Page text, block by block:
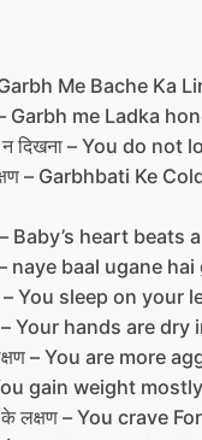
है – Garbh Me Bache
– Garbh me Ladka
न दिखना – You do
– Garbhbati Ke
– Baby’s heart
– naye baal
– You sleep on your
– Your hands are dry
लक्षण – You are more
You gain weight
के लक्षण – You crave